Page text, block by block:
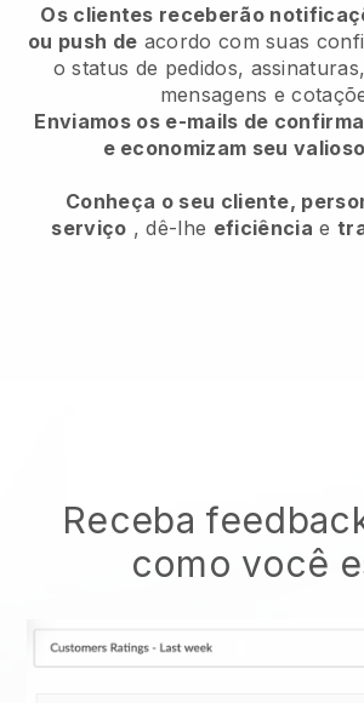
Os clientes receberão
ou push de acordo com suas
o status de pedidos,
mensagens e
Enviamos os e-mails de
e economizam seu
Conheça o seu cliente,
serviço , dê-lhe eficiência e
Receba
como você